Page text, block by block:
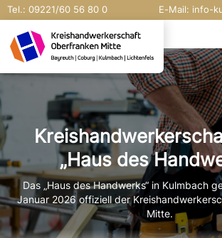
Tel.: 09221/60 56 80 0 E-Mail: info-
„Haus des
Das „Haus des Handwerks“ in Kulmbach
Januar 2026 offiziell der
Mitte.